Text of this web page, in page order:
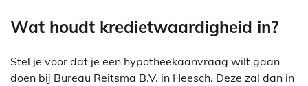
Wat houdt kredietwaardigheid in?
Stel je voor dat je een hypotheekaanvraag wilt gaan
doen bij Bureau Reitsma B.V. in Heesch. Deze zal dan in